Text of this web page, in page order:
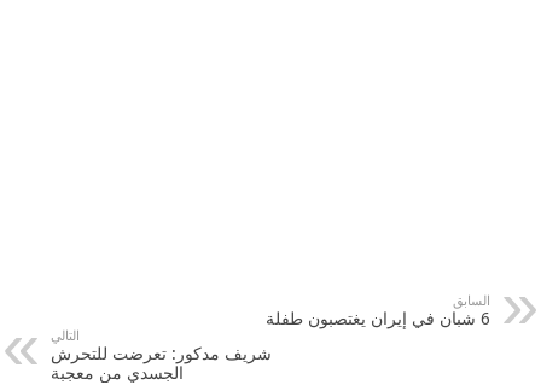
السابق
6 شبان في إيران يغتصبون طفلة
التالي
شريف مدكور: تعرضت للتحرش
الجسدي من معجبة